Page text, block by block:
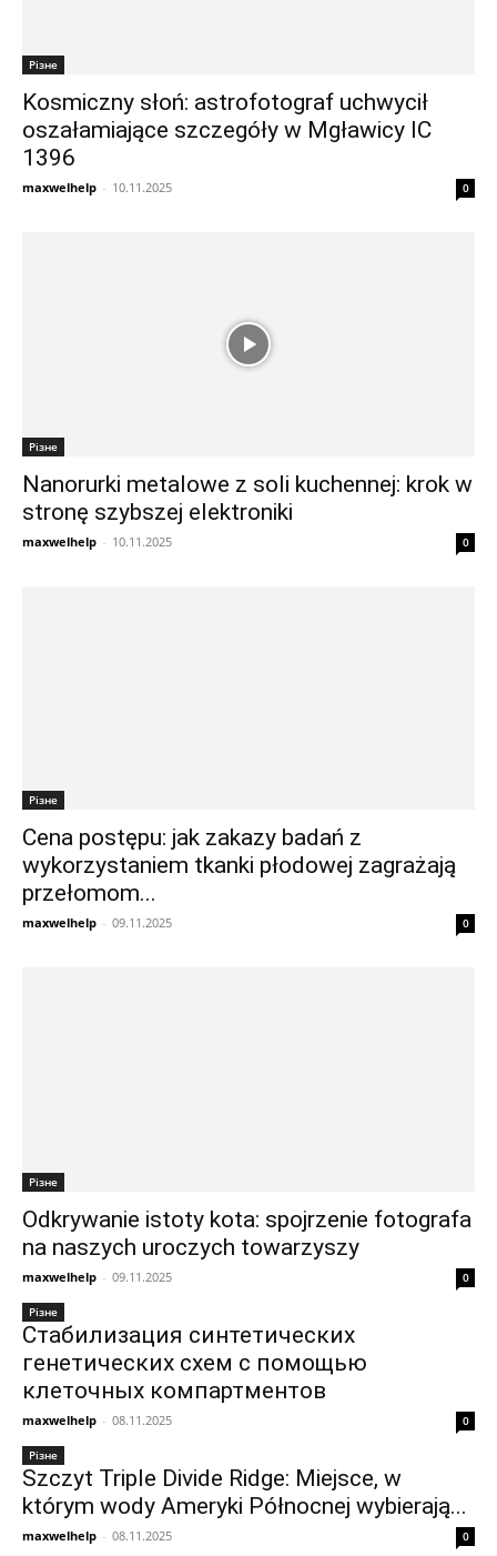
Різне
Kosmiczny słoń: astrofotograf uchwycił
oszałamiające szczegóły w Mgławicy IC
1396
maxwelhelp - 10.11.2025 0
Різне
Nanorurki metalowe z soli kuchennej: krok w
stronę szybszej elektroniki
maxwelhelp - 10.11.2025 0
Різне
Cena postępu: jak zakazy badań z
wykorzystaniem tkanki płodowej zagrażają
przełomom...
maxwelhelp - 09.11.2025 0
Різне
Odkrywanie istoty kota: spojrzenie fotografa
na naszych uroczych towarzyszy
maxwelhelp - 09.11.2025 0
Різне
Стабилизация синтетических
генетических схем с помощью
клеточных компартментов
maxwelhelp - 08.11.2025 0
Різне
Szczyt Triple Divide Ridge: Miejsce, w
którym wody Ameryki Północnej wybierają...
maxwelhelp - 08.11.2025 0